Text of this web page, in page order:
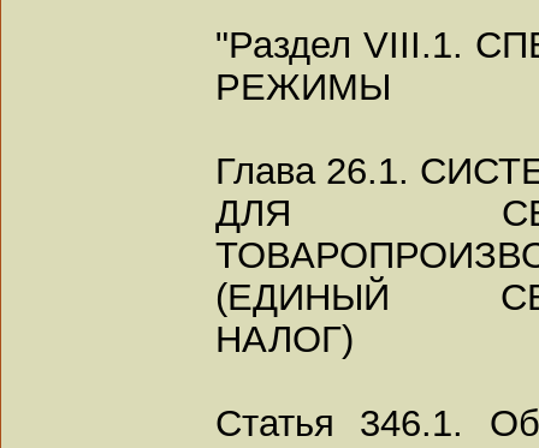
"Раздел VIII.1.
РЕЖИМЫ
Глава 26.1.
ДЛЯ
(ЕДИНЫЙ
НАЛОГ)
Статья 346.1.